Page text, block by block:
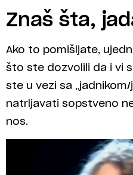
Znaš šta,
Ako to pomišljate,
što ste dozvolili da i vi
ste u vezi sa
natrljavati sopstveno
nos.